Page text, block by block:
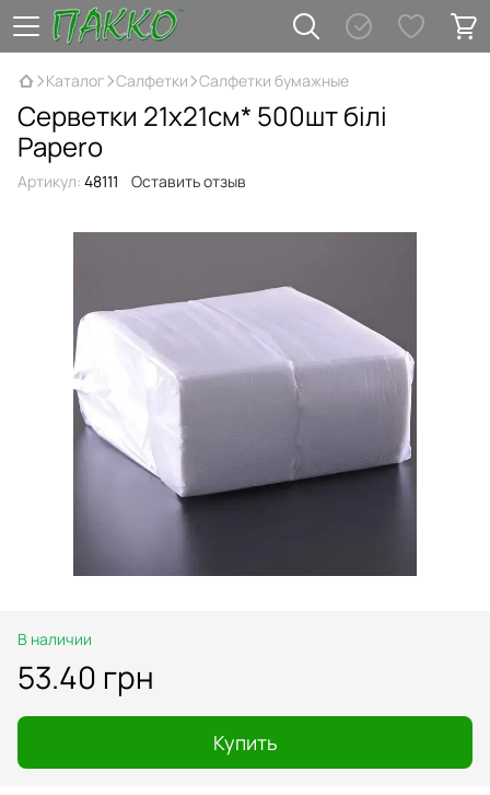
Каталог Салфетки Салфетки бумажные
Серветки 21х21см* 500шт білі
Papero
Артикул: 48111 Оставить отзыв
В наличии
53.40 грн
Купить